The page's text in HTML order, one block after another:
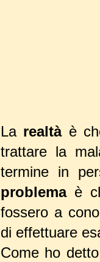
La realtà è
trattare la
termine in
problema è
fossero a
di effettuare
Come ho